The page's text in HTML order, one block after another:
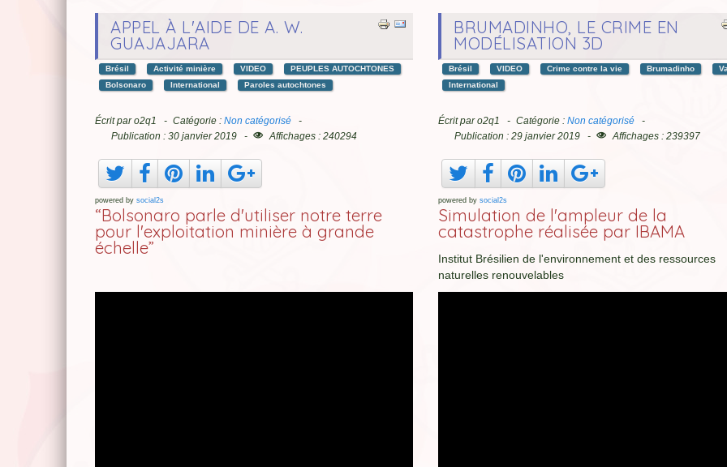
APPEL À L'AIDE DE A. W.
GUAJAJARA
Brésil Activité minière VIDEO
PEUPLES AUTOCHTONES
Bolsonaro
International Paroles autochtones
Écrit paro2q1 Catégorie : Non catégorisé
Publication : 30 janvier 2019
Affichages : 240294
powered by social2s
“Bolsonaro parle d'utiliser notre terre
pour l'exploitation minière à grande
échelle”
BRUMADINHO, LE CRIME EN
MODÉLISATION 3D
Brésil VIDEO Crime contre la vie Brumadinho
International
Écrit paro2q1 Catégorie :Non catégorisé
Publication : 29 janvier 2019
Affichages : 239397
powered bysocial2s
Simulation de l'ampleur de la
catastrophe réalisée par IBAMA
Institut Brésilien de l'environnement et des ressources
naturelles renouvelables